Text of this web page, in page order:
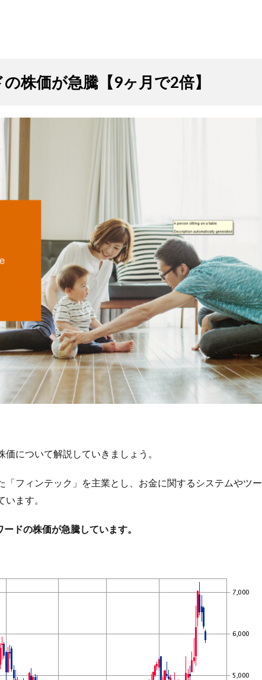
株価が急騰【9ヶ月で2倍】
について解説していきましょう。
「フィンテック」を主業とし、お金に関するシステムやツー
ます。
ドの株価が急騰しています。